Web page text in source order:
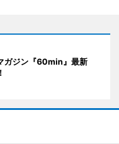
ガジン『60min』最新